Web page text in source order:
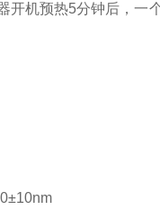
机预热5分钟后，一